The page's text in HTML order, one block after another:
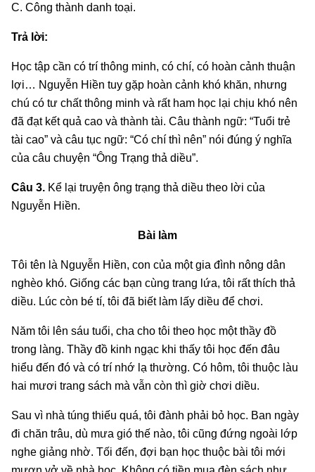
C. Công thành danh toại.
Trả lời:
Học tập cần có trí thông minh, có chí, có hoàn cảnh thuận
lợi… Nguyễn Hiền tuy gặp hoàn cảnh khó khăn, nhưng
chú có tư chất thông minh và rất ham học lại chịu khó nên
đã đạt kết quả cao và thành tài. Câu thành ngữ: “Tuổi trẻ
tài cao” và câu tục ngữ: “Có chí thì nên” nói đúng ý nghĩa
của câu chuyện “Ông Trạng thả diều”.
Câu 3. Kể lại truyện ông trạng thả diều theo lời của
Nguyễn Hiền.
Bài làm
Tôi tên là Nguyễn Hiền, con của một gia đình nông dân
nghèo khó. Giống các bạn cùng trang lứa, tôi rất thích thả
diều. Lúc còn bé tí, tôi đã biết làm lấy diều để chơi.
Năm tôi lên sáu tuổi, cha cho tôi theo học một thầy đồ
trong làng. Thầy đồ kinh ngạc khi thấy tôi học đến đâu
hiểu đến đó và có trí nhớ lạ thường. Có hôm, tôi thuộc làu
hai mươi trang sách mà vẫn còn thì giờ chơi diều.
Sau vì nhà túng thiếu quá, tôi đành phải bỏ học. Ban ngày
đi chăn trâu, dù mưa gió thế nào, tôi cũng đứng ngoài lớp
nghe giảng nhờ. Tối đến, đợi bạn học thuộc bài tôi mới